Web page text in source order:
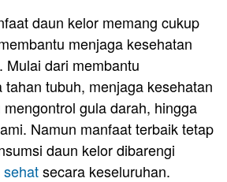
daun kelor memang cukup
menjaga kesehatan
Mulai dari membantu
tahan tubuh, menjaga kesehatan
gula darah, hingga
Namun manfaat terbaik tetap
daun kelor dibarengi
secara keseluruhan.